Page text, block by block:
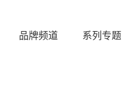
品牌频道 系列专题